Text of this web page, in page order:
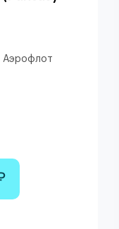
Аэрофлот